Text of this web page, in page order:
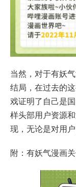
当然，对于有妖
结局，在过去的
戏证明了自己是
样头部用户资源
现，无论是对用
附：有妖气漫画